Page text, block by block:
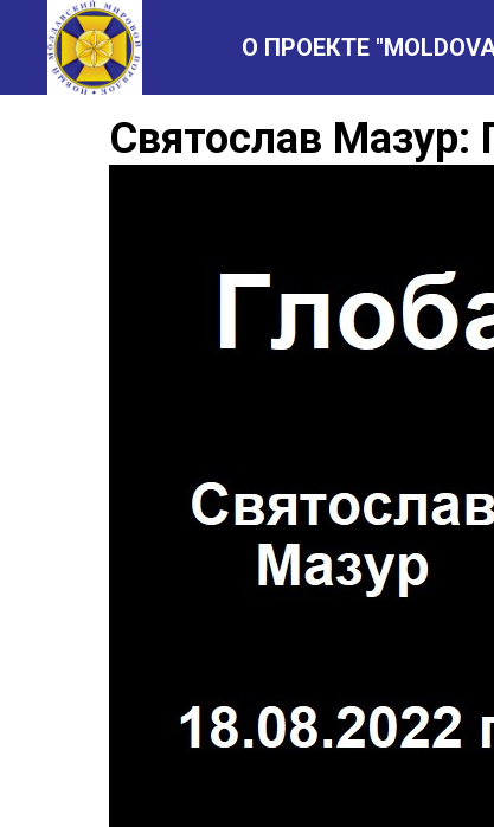
О ПРОЕКТЕ
Святослав